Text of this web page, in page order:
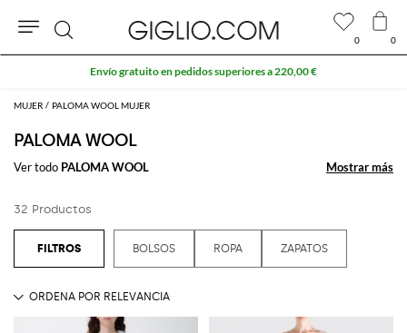
MUJER PALOMA WOOL MUJER
PALOMA WOOL
Ver todo PALOMA WOOL Mostrar más
Mostrar más
32 Productos
BOLSOS ROPA ZAPATOS
0 0
Buscar
Envío gratuito en pedidos superiores a 220,00 €